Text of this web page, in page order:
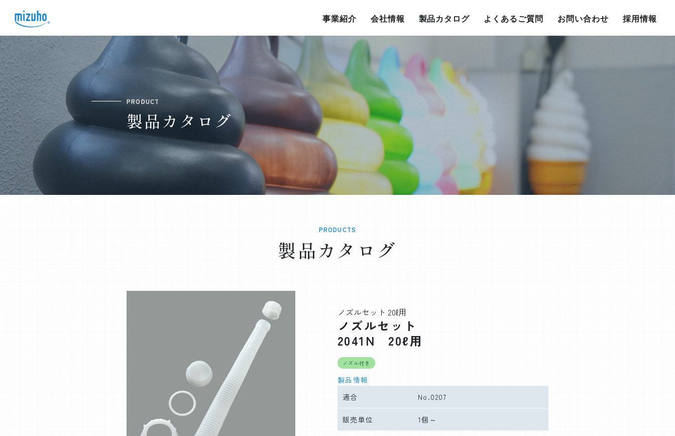
事業紹介 会社情報 製品カタログ よくあるご質問 お問い合わせ 採用情報
PRODUCT
製品カタログ
PRODUCTS
製品カタログ
ノズルセット 20ℓ用
ノズルセット
2041N 20ℓ用
ノズル付き
製品情報
適合
No.0207
販売単位 1個～